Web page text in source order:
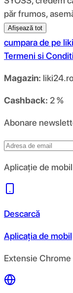
păr frumos,
Afișează tot
cumpara de pe
Termeni si
Magazin:
Cashback: 2 %
Abonare
Aplicație de mobil
Descarcă
Aplicația de mobil
Extensie Chrome